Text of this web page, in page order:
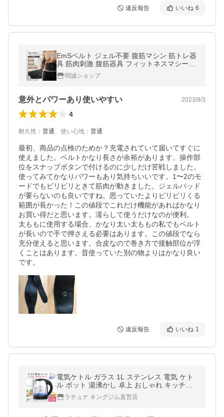
違反報告 いいね 6
EmSベルト ジェル不要 腹筋マシン 筋トレ器
具 筋肉刺激 腹筋器具 フィットネスマシーン
トレーニングベルト スリミングベルト 【PL
保険加入済み製品・安心】
明誠ショップ
意外とパワーあり使いやすい 2023/9/3
4
耐久性 ： 普通、 使い心地 ： 普通
最初、商品の点検のためか？充電されていて届いてすぐに
使えました。ベルトかなり長さが余裕があります。操作部
位をスナップボタンで付けるのに少しだけ苦戦しました。
使ってみてかなりパワーもあり気持ちいいです。1〜2のモ
ードでもビリビリときて筋肉が動きました。ジェルパッド
が要らないのも良いですね。思っていたよりビリビリくる
範囲が長かった！この値段でこれだけ機能があればかなり
お買い得だと思います。濡らして使うだけなのが便利。
太ももに使用する場合、かなり太い太ももの私でもベルト
が長いので手で押さえる必要はあります。この値段でなら
充分使えると思います。合皮なので巻き方で接触部位が浮
くことはあります。昔使っていた別の物よりはかなり良い
です。
違反報告 いいね 1
電気ケトル ガラス 1L ステンレス 電気 ケト
ル ポット 湯沸かし 卓上 おしゃれ キッチン
家電 ギフト プレゼント
ラチュナ キングジム直営店